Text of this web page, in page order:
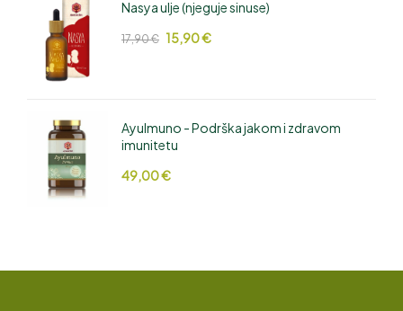
Nasya ulje (njeguje sinuse)
17,90€ 15,90€
AyuImuno - Podrška jakom i zdravom
imunitetu
49,00€